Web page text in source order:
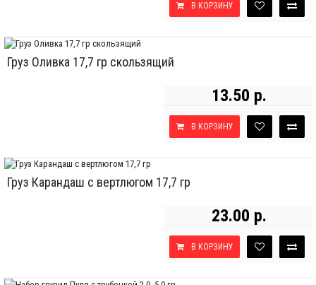
В КОРЗИНУ
Груз Оливка 17,7 гр скользящий
13.50 р.
В КОРЗИНУ
Груз Карандаш с вертлюгом 17,7 гр
23.00 р.
В КОРЗИНУ